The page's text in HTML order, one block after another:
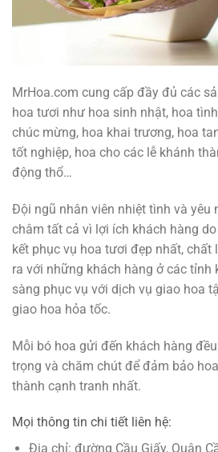
MrHoa.com cung cấp đầy đủ các
hoa tươi như hoa sinh nhật, hoa
chúc mừng, hoa khai trương, hoa
tốt nghiệp, hoa cho các lễ khánh
động thổ…
Đội ngũ nhân viên nhiệt tình và yêu
châm tất cả vì lợi ích khách hàng
kết phục vụ hoa tươi đẹp nhất, chất
ra với những khách hàng ở các tỉnh
sàng phục vụ với dịch vụ giao hoa
giao hoa hỏa tốc.
Mỗi bó hoa gửi đến khách hàng
trọng và chăm chút để đảm bảo
thành cạnh tranh nhất.
Mọi thông tin chi tiết liên hệ:
Địa chỉ: đường Cầu Giấy, Quận